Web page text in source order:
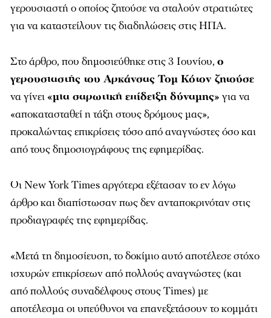
γερουσιαστή ο οποίος ζητούσε να σταλούν στρατιώτες
για να καταστείλουν τις διαδηλώσεις στις ΗΠΑ.
Στο άρθρο, που δημοσιεύθηκε στις 3 Ιουνίου, ο
γερουσιαστής του Αρκάνσας Τομ Κότον ζητούσε
να γίνει «μια σαρωτική επίδειξη δύναμης» για να
«αποκατασταθεί η τάξη στους δρόμους μας»,
προκαλώντας επικρίσεις τόσο από αναγνώστες όσο και
από τους δημοσιογράφους της εφημερίδας.
ΟιNew York Timesαργότερα εξέτασαν το εν λόγω
άρθρο και διαπίστωσαν πως δεν ανταποκρινόταν στις
προδιαγραφές της εφημερίδας.
«Μετά τη δημοσίευση, το δοκίμιο αυτό αποτέλεσε στόχο
ισχυρών επικρίσεων από πολλούς αναγνώστες (και
από πολλούς συναδέλφους στους Times) με
αποτέλεσμα οι υπεύθυνοι να επανεξετάσουν το κομμάτι